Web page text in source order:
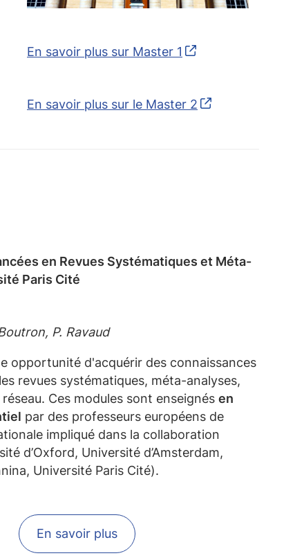
En savoir plus sur Master 1
En savoir plus sur le Master 2
en Revues Systématiques et Méta-
Paris Cité
P. Ravaud
opportunité d'acquérir des connaissances
revues systématiques, méta-analyses,
Ces modules sont enseignés en
par des professeurs européens de
impliqué dans la collaboration
d’Oxford, Université d’Amsterdam,
Université Paris Cité).
En savoir plus